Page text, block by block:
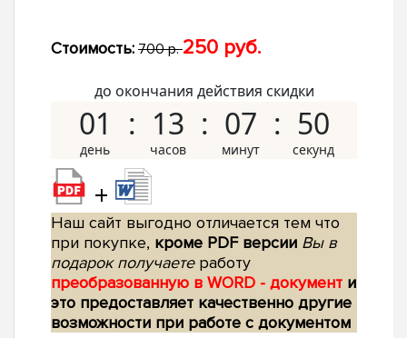
Стоимость: 700 р.250 руб.
до окончания действия скидки
01 13 07 49
+
Наш сайт выгодно отличается тем что
при покупке, кроме PDF версии Вы в
подарок получаетеработу
преобразованную в WORD - документ и
это предоставляет качественно другие
возможности при работе с документом